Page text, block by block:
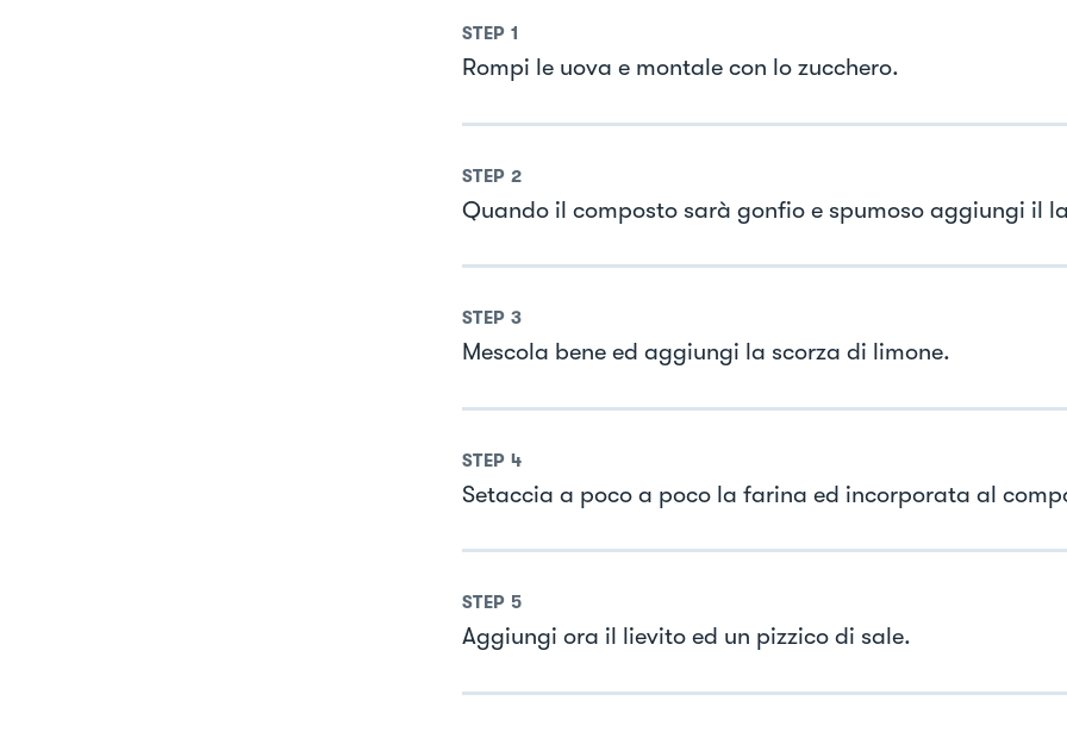
STEP 1
Rompi le uova e montale con lo zucchero.
STEP 2
Quando il composto sarà gonfio e spumoso aggiungi il
STEP 3
Mescola bene ed aggiungi la scorza di limone.
STEP 4
Setaccia a poco a poco la farina ed incorporata al
STEP 5
Aggiungi ora il lievito ed un pizzico di sale.